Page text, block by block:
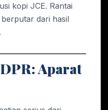
kopi JCE. Rantai
dari hasil
Aparat